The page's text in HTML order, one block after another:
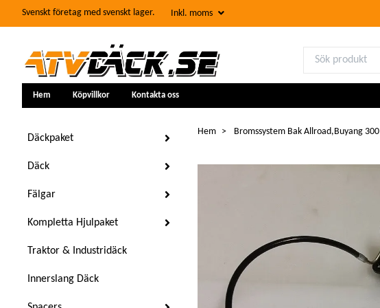
Svenskt företag med svenskt lager. Inkl. moms
Hem Köpvillkor Kontakta oss
Däckpaket
Däck
Fälgar
Kompletta Hjulpaket
Traktor & Industridäck
Innerslang Däck
Hem Bromssystem Bak Allroad,Buyang 300